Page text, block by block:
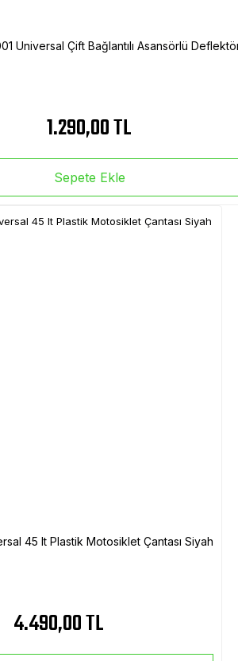
Universal Çift Bağlantılı Asansörlü
1.290,00 TL
Sepete Ekle
45 lt Plastik Motosiklet Çantası Siyah
4.490,00 TL